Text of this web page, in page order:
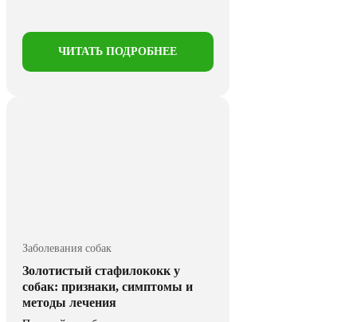
ЧИТАТЬ ПОДРОБНЕЕ
Заболевания собак
Золотистый стафилококк у
собак: признаки, симптомы и
методы лечения